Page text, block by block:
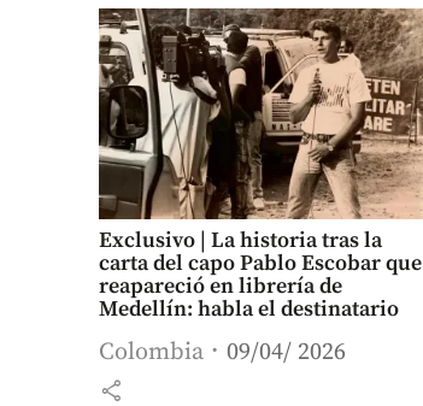
Exclusivo | La historia tras la
carta del capo Pablo Escobar que
reapareció en librería de
Medellín: habla el destinatario
Colombia 09/04/ 2026
share